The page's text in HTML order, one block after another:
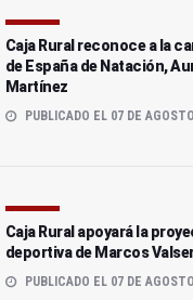
Caja Rural reconoce a la
de España de Natación,
Martínez
PUBLICADO EL 07 DE
Caja Rural apoyará la
deportiva de Marcos
PUBLICADO EL 07 DE